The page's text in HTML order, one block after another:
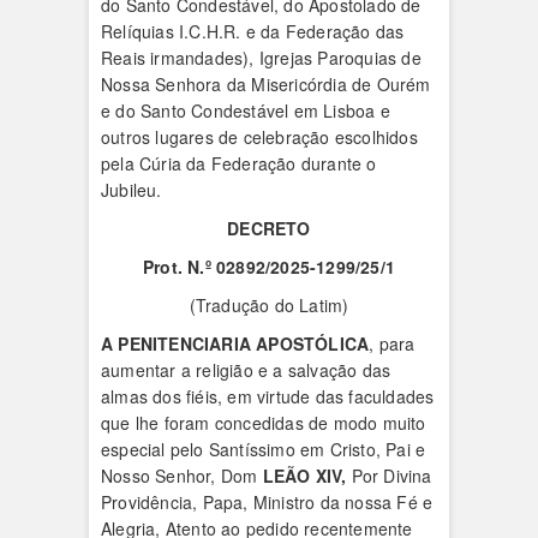
do Santo Condestável, do Apostolado de
Relíquias I.C.H.R. e da Federação das
Reais irmandades), Igrejas Paroquias de
Nossa Senhora da Misericórdia de Ourém
e do Santo Condestável em Lisboa e
outros lugares de celebração escolhidos
pela Cúria da Federação durante o
Jubileu.
DECRETO
Prot. N.º 02892/2025-1299/25/1
(Tradução do Latim)
A PENITENCIARIA APOSTÓLICA, para
aumentar a religião e a salvação das
almas dos fiéis, em virtude das faculdades
que lhe foram concedidas de modo muito
especial pelo Santíssimo em Cristo, Pai e
Nosso Senhor, Dom LEÃO XIV, Por Divina
Providência, Papa, Ministro da nossa Fé e
Alegria, Atento ao pedido recentemente